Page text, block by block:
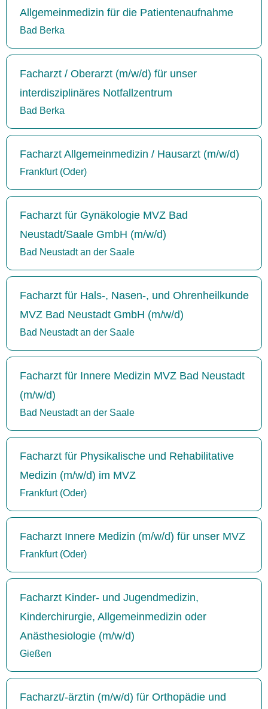
Allgemeinmedizin für die Patientenaufnahme
Bad Berka
Facharzt / Oberarzt (m/w/d) für unser
interdisziplinäres Notfallzentrum
Bad Berka
Facharzt Allgemeinmedizin / Hausarzt (m/w/d)
Frankfurt (Oder)
Facharzt für Gynäkologie MVZ Bad
Neustadt/Saale GmbH (m/w/d)
Bad Neustadt an der Saale
Facharzt für Hals-, Nasen-, und Ohrenheilkunde
MVZ Bad Neustadt GmbH (m/w/d)
Bad Neustadt an der Saale
Facharzt für Innere Medizin MVZ Bad Neustadt
(m/w/d)
Bad Neustadt an der Saale
Facharzt für Physikalische und Rehabilitative
Medizin (m/w/d) im MVZ
Frankfurt (Oder)
Facharzt Innere Medizin (m/w/d) für unser MVZ
Frankfurt (Oder)
Facharzt Kinder- und Jugendmedizin,
Kinderchirurgie, Allgemeinmedizin oder
Anästhesiologie (m/w/d)
Gießen
Facharzt/-ärztin (m/w/d) für Orthopädie und